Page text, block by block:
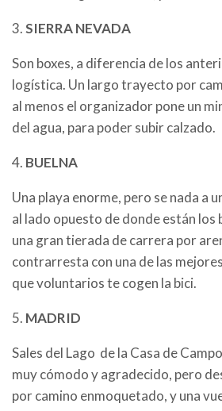
3.SIERRA NEVADA
Son boxes, a diferencia de los
logística. Un largo trayecto por
al menos el organizador pone un
del agua, para poder subir calzado.
4. BUELNA
Una playa enorme, pero se nada a
al lado opuesto de donde están los
una gran tierada de carrera por
contrarresta con una de las
que voluntarios te cogen la bici.
5. MADRID
Sales del Lago de la Casa de
muy cómodo y agradecido, pero
por camino enmoquetado, y una